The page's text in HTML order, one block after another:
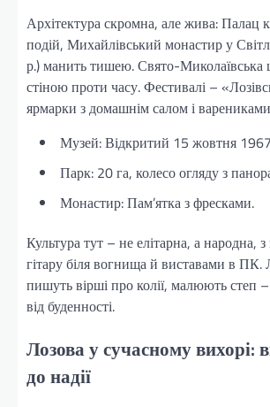
Архітектура скромна, але жива: Палац
подій, Михайлівський монастир у
р.) манить тишею. Свято-Миколаївська
стіною проти часу. Фестивалі –
ярмарки з домашнім салом і
Музей: Відкритий 15 жовтня
Парк: 20 га, колесо огляду з
Монастир: Пам’ятка з фресками.
Культура тут – не елітарна, а народна,
гітару біля вогнища й виставами в ПК.
пишуть вірші про колії, малюють степ
від буденності.
Лозова у сучасному вихорі:
до надії